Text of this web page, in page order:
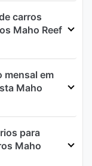
carros
Maho Reef
mensal em
Maho
para
Maho